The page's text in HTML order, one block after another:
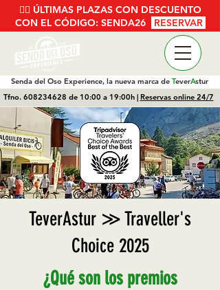
🚴‍♂️ ÚLTIMAS PLAZAS CON DESCUENTO
CON EL CÓDIGO: SENDA26
RESERVAR
Senda del Oso Experience, la nueva marca de TeverAstur
Tfno. 608234628 de 10:00 a 19:00h | Reservas online 24/7
TeverAstur ≫ Traveller's
Choice 2025
¿Qué son los premios